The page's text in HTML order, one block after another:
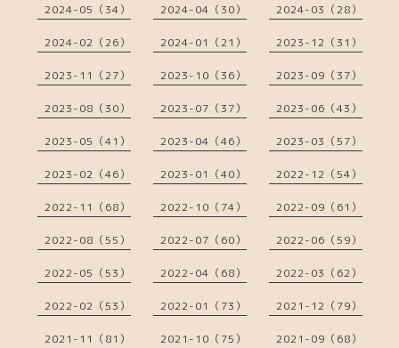
2024-05（34） 2024-04（30） 2024-03（28）
2024-02（26） 2024-01（21） 2023-12（31）
2023-11（27） 2023-10（36） 2023-09（37）
2023-08（30） 2023-07（37） 2023-06（43）
2023-05（41） 2023-04（46） 2023-03（57）
2023-02（46） 2023-01（40） 2022-12（54）
2022-11（68） 2022-10（74） 2022-09（61）
2022-08（55） 2022-07（60） 2022-06（59）
2022-05（53） 2022-04（68） 2022-03（62）
2022-02（53） 2022-01（73） 2021-12（79）
2021-11（81） 2021-10（75） 2021-09（68）